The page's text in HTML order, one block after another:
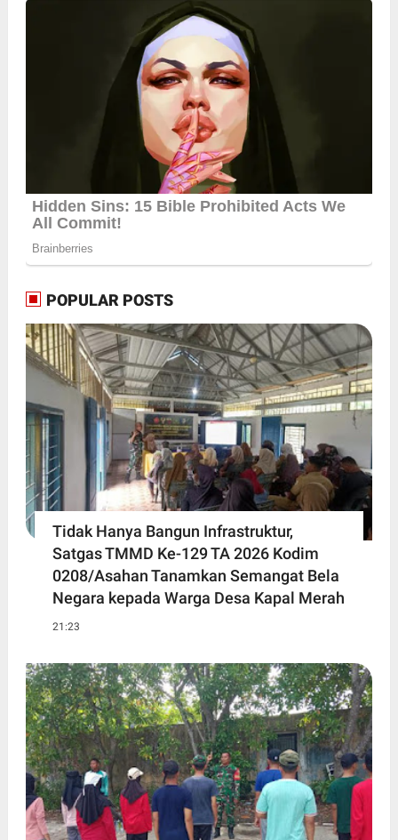
POPULAR POSTS
Tidak Hanya Bangun Infrastruktur,
Satgas TMMD Ke-129 TA 2026 Kodim
0208/Asahan Tanamkan Semangat Bela
Negara kepada Warga Desa Kapal Merah
21:23